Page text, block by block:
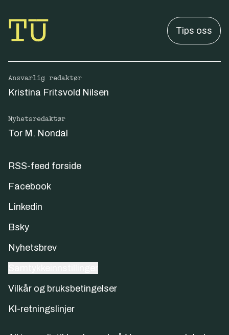
Tips oss
Ansvarlig redaktør
Kristina Fritsvold Nilsen
Nyhetsredaktør
Tor M. Nondal
RSS-feed forside
Facebook
Linkedin
Bsky
Nyhetsbrev
Vilkår og bruksbetingelser
KI-retningslinjer